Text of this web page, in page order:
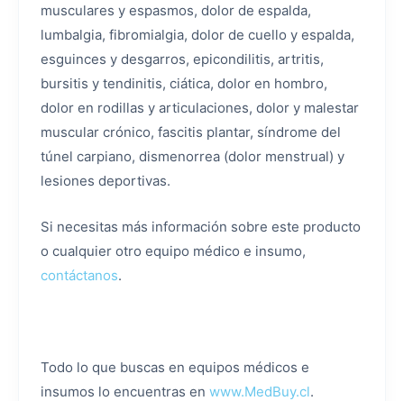
musculares y espasmos, dolor de espalda,
lumbalgia, fibromialgia, dolor de cuello y espalda,
esguinces y desgarros, epicondilitis, artritis,
bursitis y tendinitis, ciática, dolor en hombro,
dolor en rodillas y articulaciones, dolor y malestar
muscular crónico, fascitis plantar, síndrome del
túnel carpiano, dismenorrea (dolor menstrual) y
lesiones deportivas.
Si necesitas más información sobre este producto
o cualquier otro equipo médico e insumo,
contáctanos.
Todo lo que buscas en equipos médicos e
insumos lo encuentras en www.MedBuy.cl.